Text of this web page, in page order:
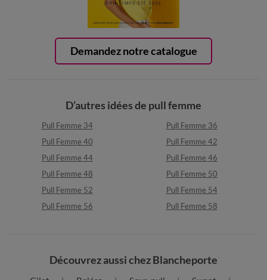
Demandez notre catalogue
D’autres idées de pull femme
Pull Femme 34
Pull Femme 36
Pull Femme 40
Pull Femme 42
Pull Femme 44
Pull Femme 46
Pull Femme 48
Pull Femme 50
Pull Femme 52
Pull Femme 54
Pull Femme 56
Pull Femme 58
Découvrez aussi chez Blancheporte